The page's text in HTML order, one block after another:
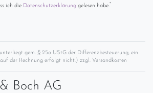
ich die Daten­schutz­erklärunggelesen habe.*
gem. § 25a UStG der Differenzbesteuerung, ein
der Rechnung erfolgt nicht.) zzgl. Versandkosten
Boch AG